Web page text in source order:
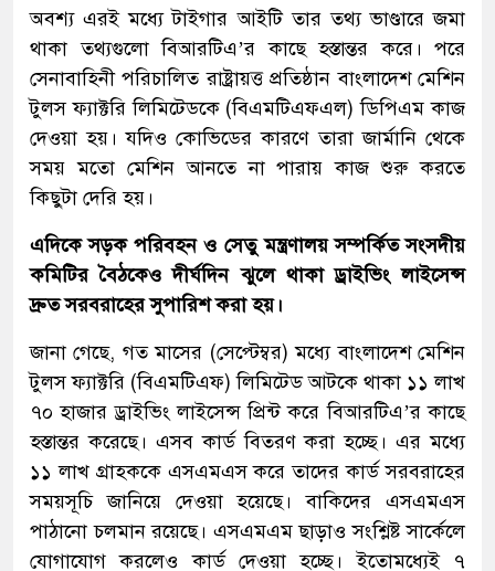
অবশ্য এরই মধ্যে টাইগার আইটি তার তথ্য ভাণ্ডারে জমা
থাকা তথ্যগুলো বিআরটিএ’র কাছে হস্তান্তর করে। পরে
সেনাবাহিনী পরিচালিত রাষ্ট্রায়ত্ত প্রতিষ্ঠান বাংলাদেশ মেশিন
টুলস ফ্যাক্টরি লিমিটেডকে (বিএমটিএফএল) ডিপিএম কাজ
দেওয়া হয়। যদিও কোভিডের কারণে তারা জার্মানি থেকে
সময় মতো মেশিন আনতে না পারায় কাজ শুরু করতে
কিছুটা দেরি হয়।
এদিকে সড়ক পরিবহন ও সেতু মন্ত্রণালয় সম্পর্কিত সংসদীয়
কমিটির বৈঠকেও দীর্ঘদিন ঝুলে থাকা ড্রাইভিং লাইসেন্স
দ্রুত সরবরাহের সুপারিশ করা হয়।
জানা গেছে, গত মাসের (সেপ্টেম্বর) মধ্যে বাংলাদেশ মেশিন
টুলস ফ্যাক্টরি (বিএমটিএফ) লিমিটেড আটকে থাকা ১১ লাখ
৭০ হাজার ড্রাইভিং লাইসেন্স প্রিন্ট করে বিআরটিএ’র কাছে
হস্তান্তর করেছে। এসব কার্ড বিতরণ করা হচ্ছে। এর মধ্যে
১১ লাখ গ্রাহককে এসএমএস করে তাদের কার্ড সরবরাহের
সময়সূচি জানিয়ে দেওয়া হয়েছে। বাকিদের এসএমএস
পাঠানো চলমান রয়েছে। এসএমএম ছাড়াও সংশ্লিষ্ট সার্কেলে
যোগাযোগ করলেও কার্ড দেওয়া হচ্ছে। ইতোমধ্যেই ৭